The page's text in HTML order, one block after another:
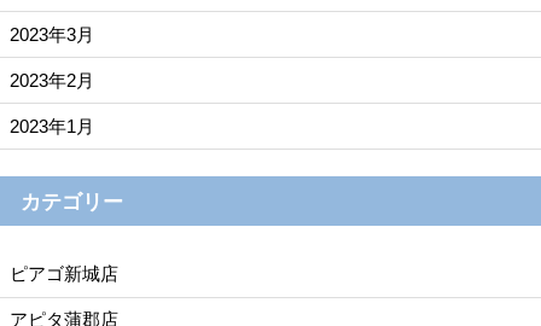
2023年3月
2023年2月
2023年1月
カテゴリー
ピアゴ新城店
アピタ蒲郡店